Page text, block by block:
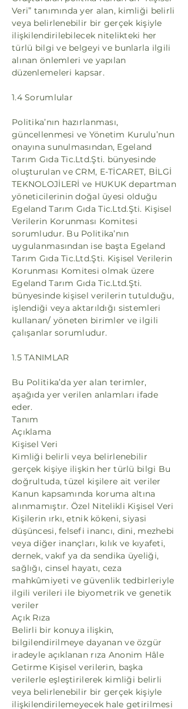
Veri” tanımında yer alan, kimliği belirli
veya belirlenebilir bir gerçek kişiyle
ilişkilendirilebilecek nitelikteki her
türlü bilgi ve belgeyi ve bunlarla ilgili
alınan önlemleri ve yapılan
düzenlemeleri kapsar.
1.4 Sorumlular
Politika’nın hazırlanması,
güncellenmesi ve Yönetim Kurulu’nun
onayına sunulmasından, Egeland
Tarım Gıda Tic.Ltd.Şti. bünyesinde
oluşturulan ve CRM, E-TİCARET, BİLGİ
TEKNOLOJİLERİ ve HUKUK departman
yöneticilerinin doğal üyesi olduğu
Egeland Tarım Gıda Tic.Ltd.Şti. Kişisel
Verilerin Korunması Komitesi
sorumludur. Bu Politika’nın
uygulanmasından ise başta Egeland
Tarım Gıda Tic.Ltd.Şti. Kişisel Verilerin
Korunması Komitesi olmak üzere
Egeland Tarım Gıda Tic.Ltd.Şti.
bünyesinde kişisel verilerin tutulduğu,
işlendiği veya aktarıldığı sistemleri
kullanan/ yöneten birimler ve ilgili
çalışanlar sorumludur.
1.5 TANIMLAR
Bu Politika’da yer alan terimler,
aşağıda yer verilen anlamları ifade
eder.
Tanım
Açıklama
Kişisel Veri
Kimliği belirli veya belirlenebilir
gerçek kişiye ilişkin her türlü bilgi Bu
doğrultuda, tüzel kişilere ait veriler
Kanun kapsamında koruma altına
alınmamıştır. Özel Nitelikli Kişisel Veri
Kişilerin ırkı, etnik kökeni, siyasi
düşüncesi, felsefi inancı, dini, mezhebi
veya diğer inançları, kılık ve kıyafeti,
dernek, vakıf ya da sendika üyeliği,
sağlığı, cinsel hayatı, ceza
mahkûmiyeti ve güvenlik tedbirleriyle
ilgili verileri ile biyometrik ve genetik
veriler
Açık Rıza
Belirli bir konuya ilişkin,
bilgilendirilmeye dayanan ve özgür
iradeyle açıklanan rıza Anonim Hâle
Getirme Kişisel verilerin, başka
verilerle eşleştirilerek kimliği belirli
veya belirlenebilir bir gerçek kişiyle
ilişkilendirilemeyecek hale getirilmesi